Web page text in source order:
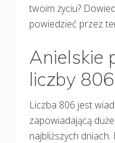
twoim życiu?
powiedzieć przez
Anielskie
liczby 806
Liczba 806 jest
zapowiadającą
najbliższych